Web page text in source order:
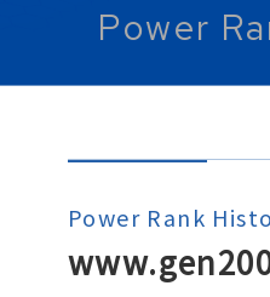
Power
Power Rank